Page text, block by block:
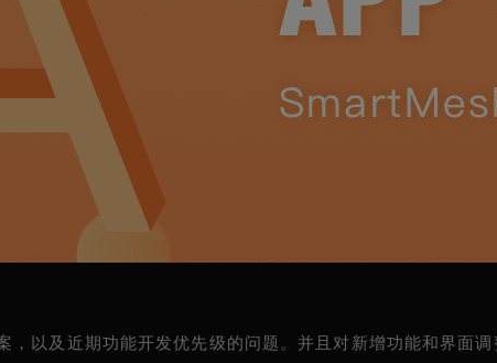
以及近期功能开发优先级的问题。并且对新增功能和界面